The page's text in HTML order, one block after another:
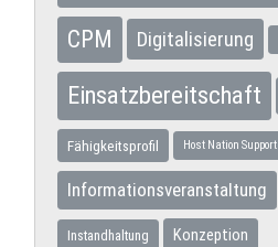
CPM Digitalisierung
Einsatzbereitschaft
Fähigkeitsprofil Host Nation Support
Informationsveranstaltung
Instandhaltung Konzeption